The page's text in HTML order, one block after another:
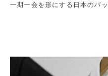
一期一会を形にする日本のバ